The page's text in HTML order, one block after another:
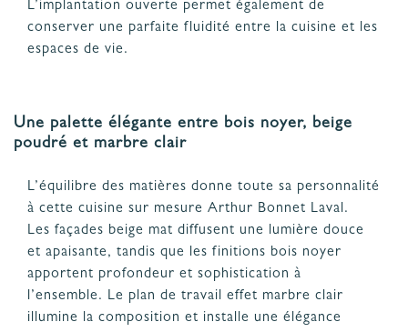
L’implantation ouverte permet également de
conserver une parfaite fluidité entre la cuisine et les
espaces de vie.
Une palette élégante entre bois noyer, beige
poudré et marbre clair
L’équilibre des matières donne toute sa personnalité
à cette cuisine sur mesure Arthur Bonnet Laval.
Les façades beige mat diffusent une lumière douce
et apaisante, tandis que les finitions bois noyer
apportent profondeur et sophistication à
l’ensemble. Le plan de travail effet marbre clair
illumine la composition et installe une élégance